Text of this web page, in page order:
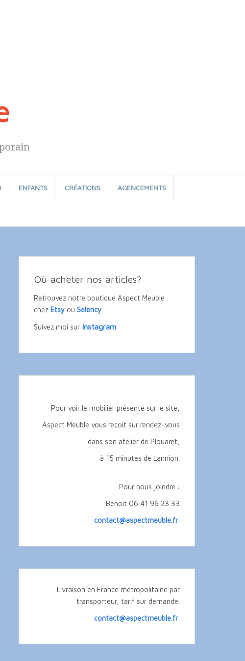
ENFANTS CRÉATIONS AGENCEMENTS
Où acheter nos articles?
Retrouvez notre boutique Aspect Meuble
chez Etsy ou Selency
Suivez moi sur Instagram
Pour voir le mobilier présenté sur le site,
Aspect Meuble vous reçoit sur rendez-vous
dans son atelier de Plouaret,
à 15 minutes de Lannion.
Pour nous joindre :
Benoit 06 41 96 23 33
contact@aspectmeuble.fr
Livraison en France métropolitaine par
transporteur, tarif sur demande.
contact@aspectmeuble.fr